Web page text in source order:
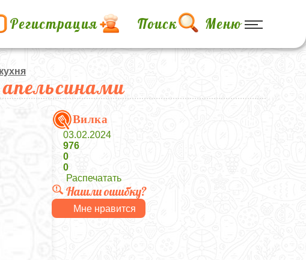
Регистрация Поиск Меню
Вилка
03.02.2024
976
0
0
Распечатать
Нашли ошибку?
Мне нравится